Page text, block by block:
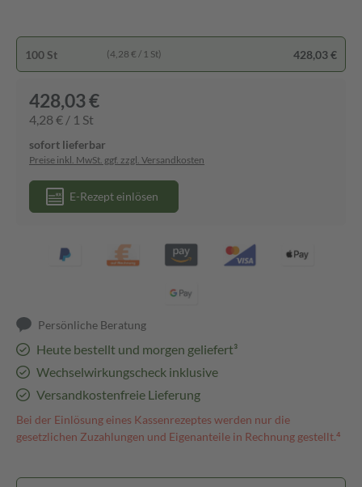
100 St (4,28 € / 1 St) 428,03 €
428,03 €
4,28 € / 1 St
sofort lieferbar
Preise inkl. MwSt. ggf. zzgl. Versandkosten
E-Rezept einlösen
Persönliche Beratung
Heute bestellt und morgen geliefert³
Wechselwirkungscheck inklusive
Versandkostenfreie Lieferung
Bei der Einlösung eines Kassenrezeptes werden nur die
gesetzlichen Zuzahlungen und Eigenanteile in Rechnung gestellt.⁴